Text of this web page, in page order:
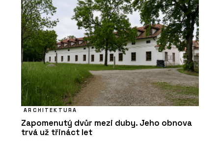
ARCHITEKTURA
Zapomenutý dvůr mezi duby. Jeho obnova
trvá už třináct let